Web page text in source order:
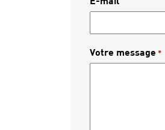
Votre message *